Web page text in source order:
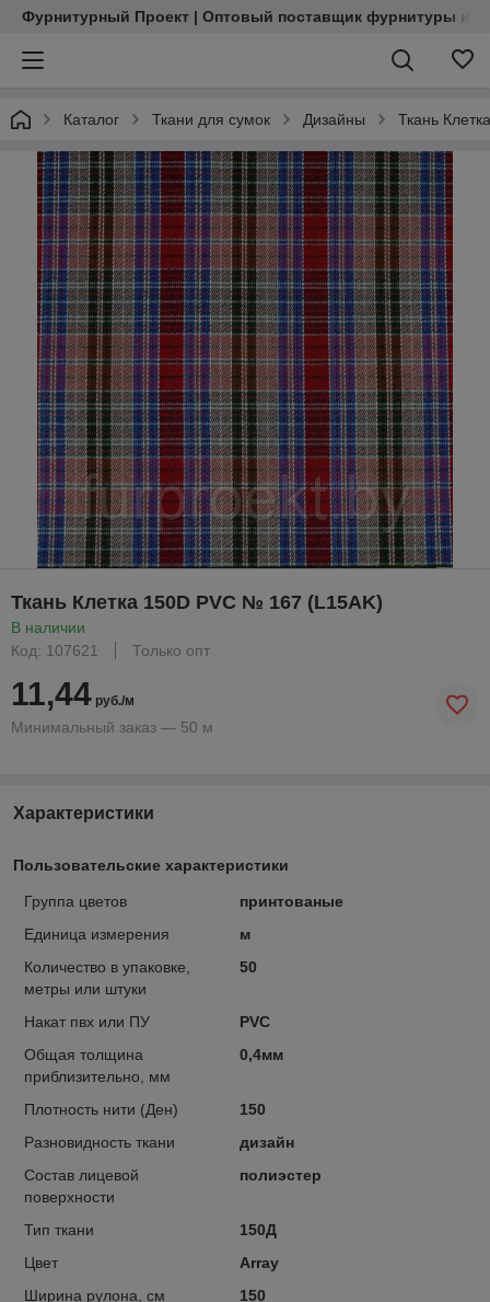
Фурнитурный Проект | Оптовый поставщик фурнитуры и
Каталог Ткани для сумок Дизайны Ткань
Ткань Клетка 150D PVC № 167 (L15AK)
В наличии
Код: 107621
Только опт
11,44 руб./м
Минимальный заказ — 50 м
Характеристики
Пользовательские характеристики
Группа цветов
принтованые
Единица измерения
м
Количество в упаковке,
метры или штуки
50
Накат пвх или ПУ
PVC
Общая толщина
приблизительно, мм
0,4мм
Плотность нити (Ден)
150
Разновидность ткани
дизайн
Состав лицевой
поверхности
полиэстер
Тип ткани
150Д
Цвет
Array
Ширина рулона, см
150